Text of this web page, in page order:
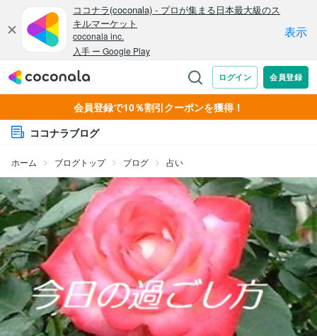
会員登録で10％割引クーポンを獲得！
ココナラブログ
ホーム ブログトップ ブログ 占い